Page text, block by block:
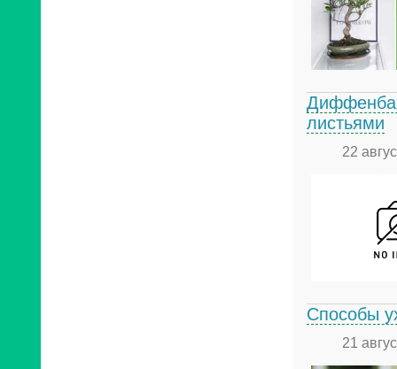
листьями
22
Способы
21